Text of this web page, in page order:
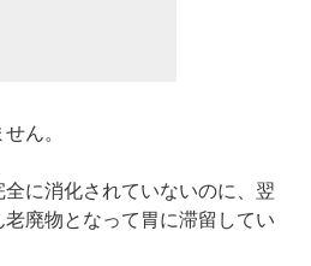
ん。
に消化されていないのに、翌
廃物となって胃に滞留してい